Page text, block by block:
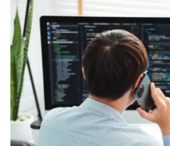
Digital Marketing
The Lounge